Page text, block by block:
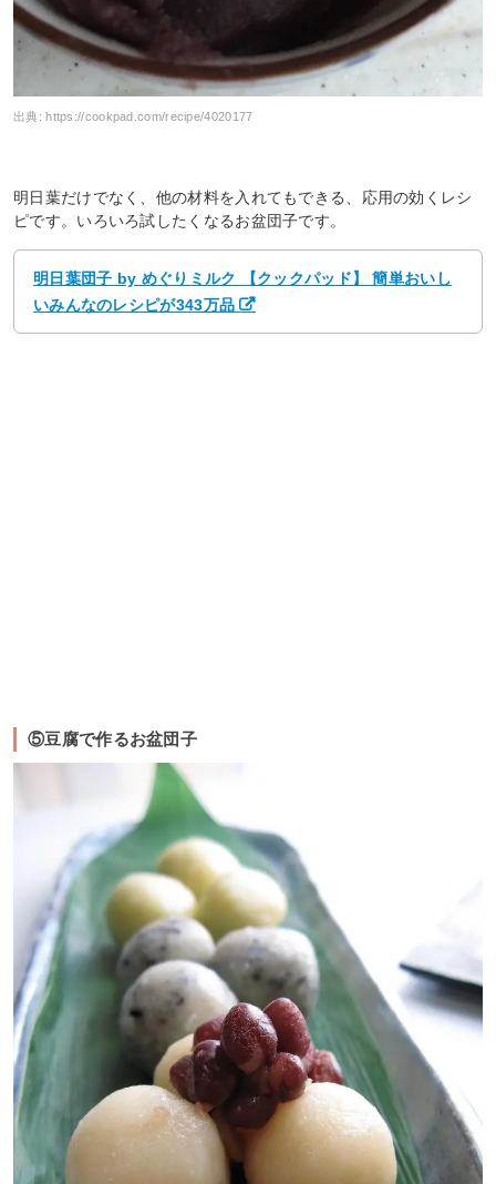
出典:https://cookpad.com/recipe/4020177
明日葉だけでなく、他の材料を入れてもできる、応用の効くレシ
ピです。いろいろ試したくなるお盆団子です。
明日葉団子 by めぐりミルク 【クックパッド】 簡単おいし
いみんなのレシピが343万品
⑤豆腐で作るお盆団子